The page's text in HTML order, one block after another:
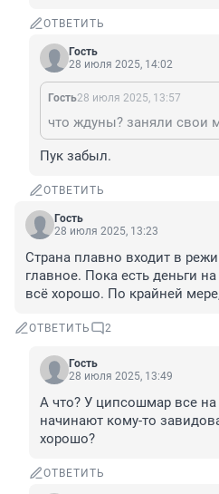
ОТВЕТИТЬ
Гость
28 июля 2025, 14:02
Гость28 июля 2025, 13:57
Пук забыл.
ОТВЕТИТЬ
Гость
28 июля 2025, 13:23
Страна плавно входит в
главное. Пока есть деньги
всё хорошо. По крайней
ОТВЕТИТЬ 2
Гость
28 июля 2025, 13:49
А что? У ципсошмар все на
начинают кому-то
хорошо?
ОТВЕТИТЬ